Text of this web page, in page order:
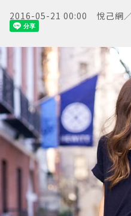
2016-05-21 00:00 悅己網